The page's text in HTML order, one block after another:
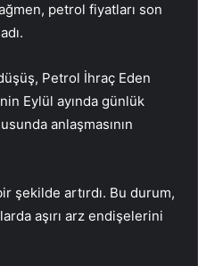
petrol fiyatları son
Petrol İhraç Eden
Eylül ayında günlük
anlaşmasının
şekilde artırdı. Bu durum,
aşırı arz endişelerini